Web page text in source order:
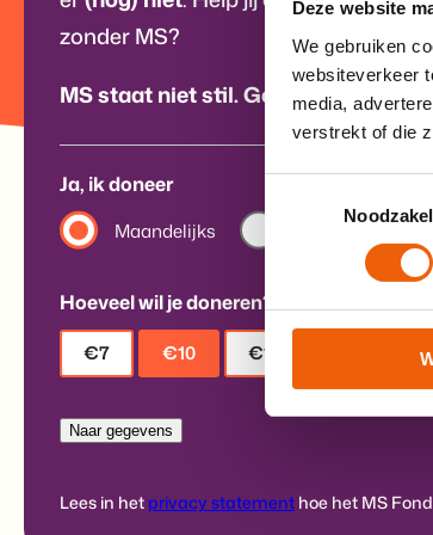
Deze website
We gebruiken
websiteverkeer
media,
verstrekt of die
zonder MS?
MS staat niet stil. Geef eenmalig of
Ja, ik doneer
Maandelijks
Hoeveel wil je doneren?
€7 €10 €15
Lees in het privacy statement hoe het MS